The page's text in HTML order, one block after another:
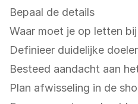
Bepaal de details
Waar moet je op letten
Definieer duidelijke
Besteed aandacht aan
Plan afwisseling in de